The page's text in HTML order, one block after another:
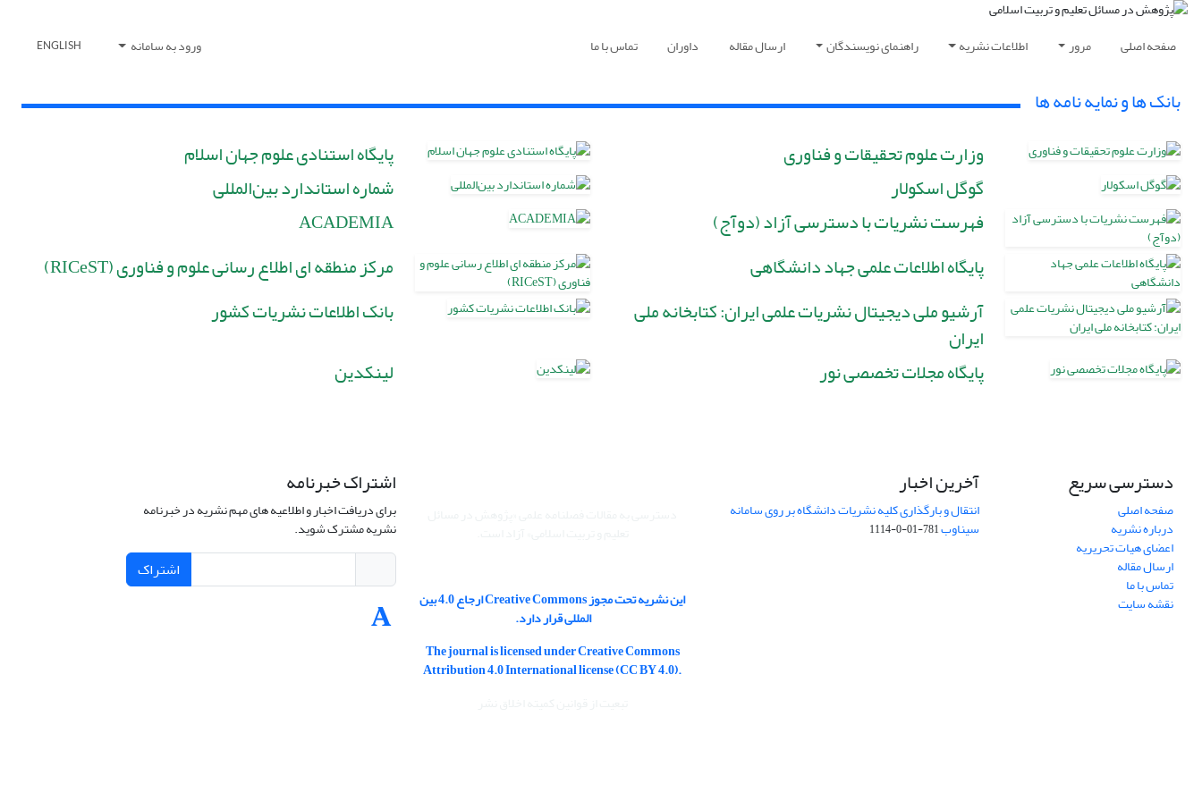
صفحه اصلی مرور اطلاعات نشریه راهنمای نویسندگان ارسال مقاله داوران تماس با ما ورود به سامانه ENGLISH
بانک ها و نمایه نامه ها
وزارت علوم تحقیقات و فناوری
پایگاه استنادی علوم جهان اسلام
گوگل اسکولار
شماره استاندارد بین‌المللی
فهرست نشریات با دسترسی آزاد (دوآج)
ACADEMIA
پایگاه اطلاعات علمی جهاد دانشگاهی
مرکز منطقه ای اطلاع رسانی علوم و فناوری (RICeST)
آرشیو ملی دیجیتال نشریات علمی ایران: کتابخانه ملی
ایران
بانک اطلاعات نشریات کشور
پایگاه مجلات تخصصی نور
لینکدین
دسترسی سریع
صفحه اصلی
درباره نشریه
اعضای هیات تحریریه
ارسال مقاله
تماس با ما
نقشه سایت
آخرین اخبار
انتقال و بارگذاری کلیه نشریات دانشگاه بر روی سامانه
سیناوب781-01-0-1114
این نشریه تحت مجوز Creative Commons ارجاع 4.0 بین
المللی قرار دارد.
The journal is licensed under Creative Commons
Attribution 4.0 International license (CC BY 4.0).
اشتراک خبرنامه
برای دریافت اخبار و اطلاعیه های مهم نشریه در خبرنامه
نشریه مشترک شوید.
اشتراک